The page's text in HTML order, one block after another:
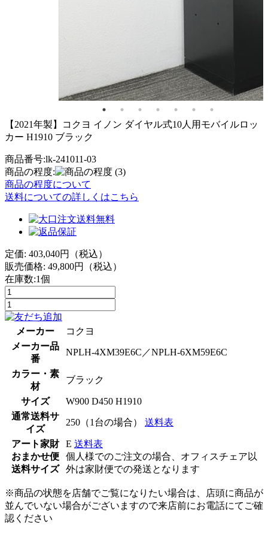
【2021年製】コクヨ イノン ダイヤル式10人用モバイルロッ
カー H1910 ブラック
商品番号:lk-241011-03
商品の程度:
(3)
商品の程度について
送料についての詳しくはこちら
定価: 403,040円（税込）
販売価格: 49,800円（税込）
在庫数:1個
メーカー
コクヨ
メーカー品
番
NPLH-4XM39E6C／NPLH-6XM59E6C
カラー・素
材
ブラック
サイズ
W900 D450 H1910
通常送料サ
イズ
250（1台の場合） 送料表
アート家財
おまかせ便
送料サイズ
E 送料表
個人様でのご注文の場合、オフィスチェア以
外は家財便での発送となります
※商品の状態を店舗でご覧になりたい場合は、店頭に商品が
並んでいない場合がございますので来店前にお電話にてご確
認ください